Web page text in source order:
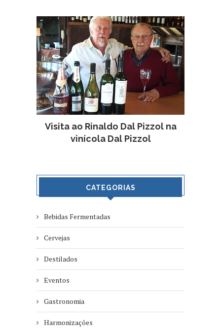
Visita ao Rinaldo Dal Pizzol na
vinícola Dal Pizzol
CATEGORIAS
Bebidas Fermentadas
Cervejas
Destilados
Eventos
Gastronomia
Harmonizações